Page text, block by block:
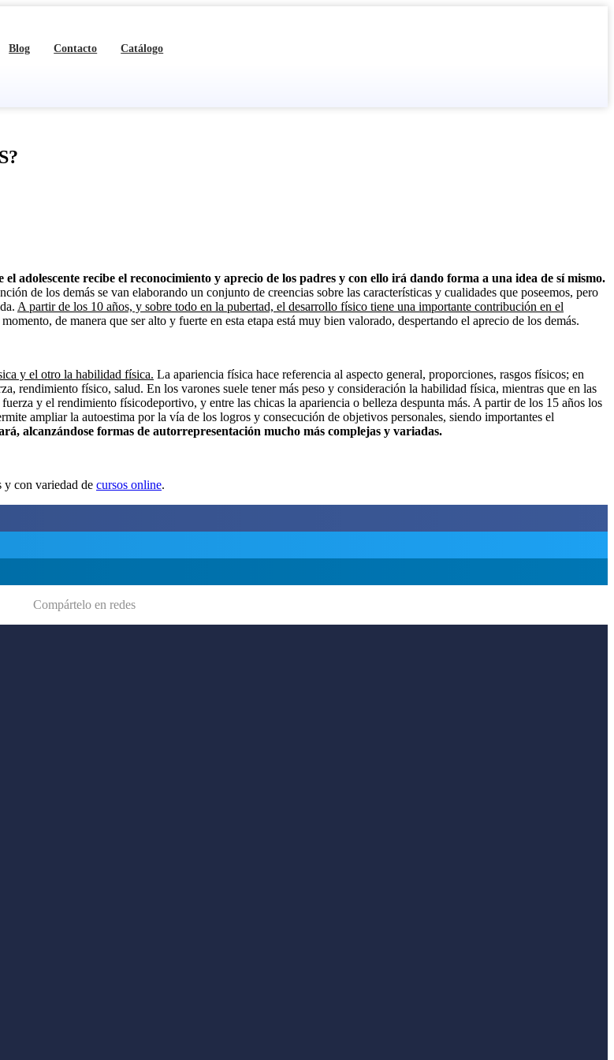
Blog Contacto Catálogo
recibe el reconocimiento y aprecio de los padres y con ello irá dando forma a una idea de sí mismo.
de los demás se van elaborando un conjunto de creencias sobre las características y cualidades que poseemos, pero
A partir de los 10 años, y sobre todo en la pubertad, el desarrollo físico tiene una importante contribución en el
de manera que ser alto y fuerte en esta etapa está muy bien valorado, despertando el aprecio de los demás.
y el otro la habilidad física. La apariencia física hace referencia al aspecto general, proporciones, rasgos físicos; en
rendimiento físico, salud. En los varones suele tener más peso y consideración la habilidad física, mientras que en las
y el rendimiento físicodeportivo, y entre las chicas la apariencia o belleza despunta más. A partir de los 15 años los
ampliar la autoestima por la vía de los logros y consecución de objetivos personales, siendo importantes el
alcanzándose formas de autorrepresentación mucho más complejas y variadas.
y con variedad de cursos online.
Compártelo en redes